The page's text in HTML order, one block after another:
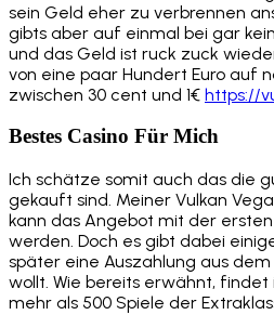
sein Geld eher zu verbrennen
gibts aber auf einmal bei gar
und das Geld ist ruck zuck
von eine paar Hundert Euro auf
zwischen 30 cent und 1€ https://
Bestes Casino Für Mich
Ich schätze somit auch das die
gekauft sind. Meiner Vulkan
kann das Angebot mit der
werden. Doch es gibt dabei
später eine Auszahlung aus
wollt. Wie bereits erwähnt, findet
mehr als 500 Spiele der